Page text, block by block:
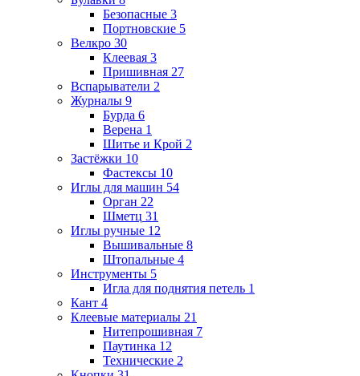
Безопасные 3
Портновские 5
Велкро 30
Клеевая 3
Пришивная 27
Вспарыватели 2
Журналы 9
Бурда 6
Верена 1
Шитье и Крой 2
Застёжки 10
Фастексы 10
Иглы для машин 54
Орган 22
Шметц 31
Иглы ручные 12
Вышивальные 8
Штопальные 4
Инструменты 5
Игла для поднятия петель 1
Кант 4
Клеевые материалы 21
Нитепрошивная 7
Паутинка 12
Технические 2